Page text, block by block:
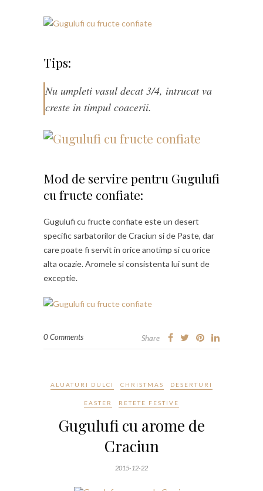
Tips:
Nu umpleti vasul decat 3/4, intrucat va
creste in timpul coacerii.
Mod de servire pentru Gugulufi
cu fructe confiate:
Gugulufi cu fructe confiate este un desert
specific sarbatorilor de Craciun si de Paste, dar
care poate fi servit in orice anotimp si cu orice
alta ocazie. Aromele si consistenta lui sunt de
exceptie.
0 Comments Share
ALUATURI DULCI CHRISTMAS DESERTURI
EASTER RETETE FESTIVE
Gugulufi cu arome de
Craciun
2015-12-22